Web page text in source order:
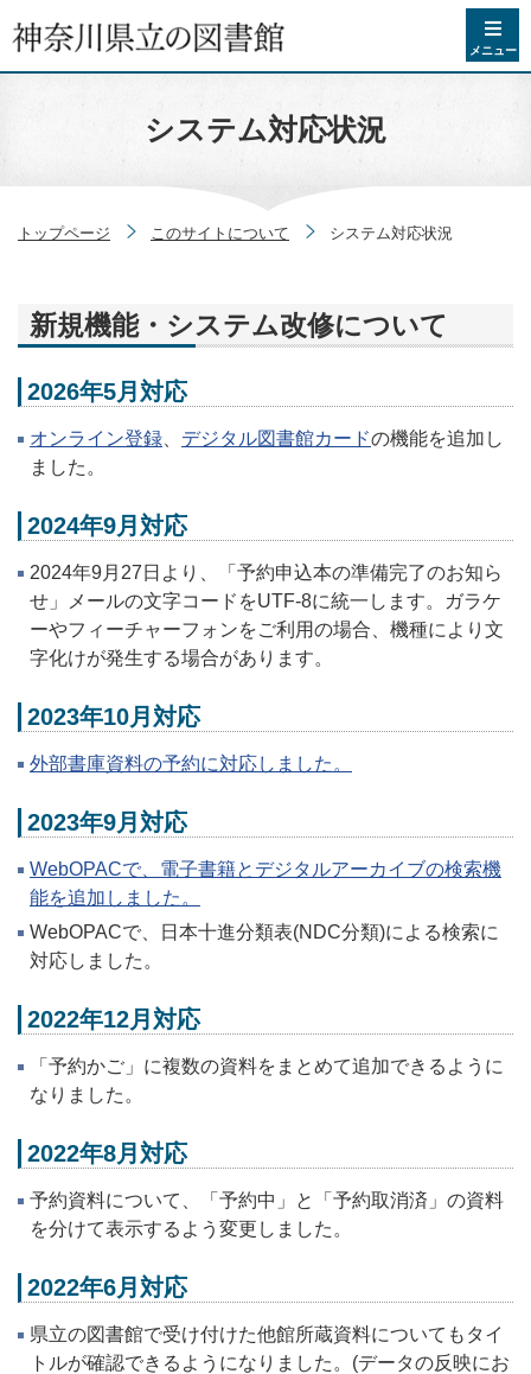
コンテンツへスキップ
メニュー
システム対応状況
トップページ このサイトについて システム対応状況
新規機能・システム改修について
2026年5月対応
オンライン登録 デジタル図書館カードの機能を追加し
ました。
2024年9月対応
2024年9月27日より、「予約申込本の準備完了のお知ら
せ」メールの文字コードをUTF-8に統一します。ガラケ
ーやフィーチャーフォンをご利用の場合、機種により文
字化けが発生する場合があります。
2023年10月対応
外部書庫資料の予約に対応しました。
2023年9月対応
WebOPACで、電子書籍とデジタルアーカイブの検索機
能を追加しました。
WebOPACで、日本十進分類表(NDC分類)による検索に
対応しました。
2022年12月対応
「予約かご」に複数の資料をまとめて追加できるように
なりました。
2022年8月対応
予約資料について、「予約中」と「予約取消済」の資料
を分けて表示するよう変更しました。
2022年6月対応
県立の図書館で受け付けた他館所蔵資料についてもタイ
トルが確認できるようになりました。(データの反映にお